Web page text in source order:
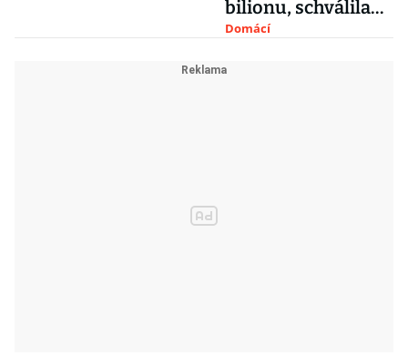
bilionu, schválila
vláda
Domácí